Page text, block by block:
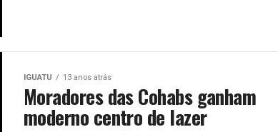
IGUATU 13 anos atrás
Moradores das Cohabs ganham
moderno centro de lazer